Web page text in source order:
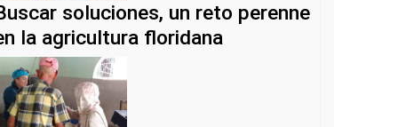
soluciones, un reto perenne
la agricultura floridana